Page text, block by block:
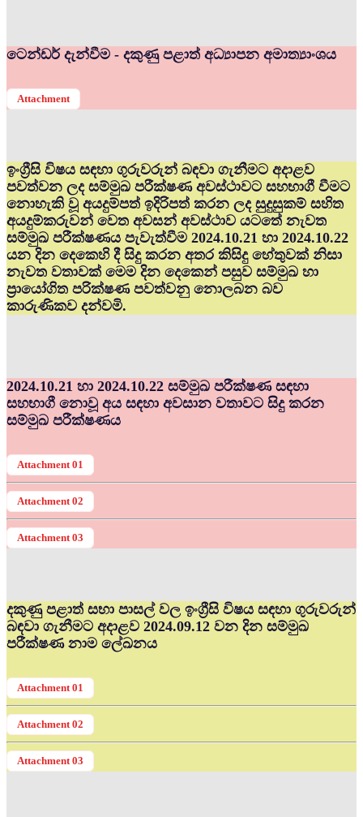
ටෙන්ඩර් දැන්වීම - දකුණු පළාත් අධ්‍යාපන අමාත්‍යාංශය
Attachment
ඉංග්‍රීසි විෂය සඳහා ගුරුවරුන් බඳවා ගැනීමට අදාළව
පවත්වන ලද සම්මුඛ පරීක්ෂණ අවස්ථාවට සහභාගී වීමට
නොහැකි වූ අයදුම්පත් ඉදිරිපත් කරන ලද සුදුසුකම් සහිත
අයදුම්කරුවන් වෙත අවසන් අවස්ථාව යටතේ නැවත
සම්මුඛ පරීක්ෂණය පැවැත්වීම 2024.10.21 හා 2024.10.22
යන දින දෙකෙහි දී සිදු කරන අතර කිසිදු හේතුවක් නිසා
නැවත වතාවක් මෙම දින දෙකෙන් පසුව සම්මුඛ හා
ප්‍රායෝගිත පරික්ෂණ පවත්වනු නොලබන බව
කාරුණිකව දන්වමි.
2024.10.21 හා 2024.10.22 සම්මුඛ පරීක්ෂණ සඳහා
සහභාගී නොවූ අය සඳහා අවසාන වතාවට සිදු කරන
සම්මුඛ පරීක්ෂණය
Attachment 01
Attachment 02
Attachment 03
දකුණු පළාත් සභා පාසල් වල ඉංග්‍රීසි විෂය සඳහා ගුරුවරුන්
බඳවා ගැනීමට අදාළව 2024.09.12 වන දින සම්මුඛ
පරීක්ෂණ නාම ලේඛනය
Attachment 01
Attachment 02
Attachment 03